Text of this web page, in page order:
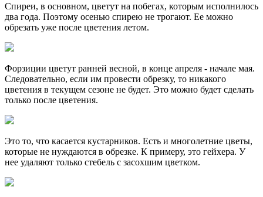
Спиреи, в основном, цветут на побегах, которым исполнилось
два года. Поэтому осенью спирею не трогают. Ее можно
обрезать уже после цветения летом.
Форзиции цветут ранней весной, в конце апреля - начале мая.
Следовательно, если им провести обрезку, то никакого
цветения в текущем сезоне не будет. Это можно будет сделать
только после цветения.
Это то, что касается кустарников. Есть и многолетние цветы,
которые не нуждаются в обрезке. К примеру, это гейхера. У
нее удаляют только стебель с засохшим цветком.